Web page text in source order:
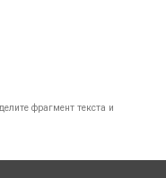
фрагмент текста и